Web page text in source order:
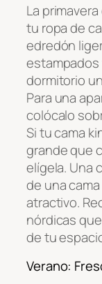
La
tu ropa de
edredón
estampados
dormitorio
Para una
colócalo
Si tu cama
grande que
elígela. Una
de una
atractivo.
nórdicas
de tu
Verano: